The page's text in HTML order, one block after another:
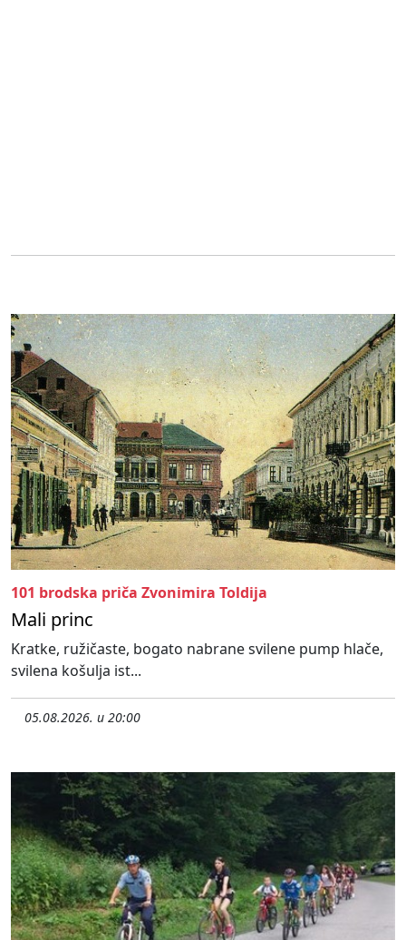
101 brodska priča Zvonimira Toldija
Mali princ
Kratke, ružičaste, bogato nabrane svilene pump hlače,
svilena košulja ist...
05.08.2026. u 20:00